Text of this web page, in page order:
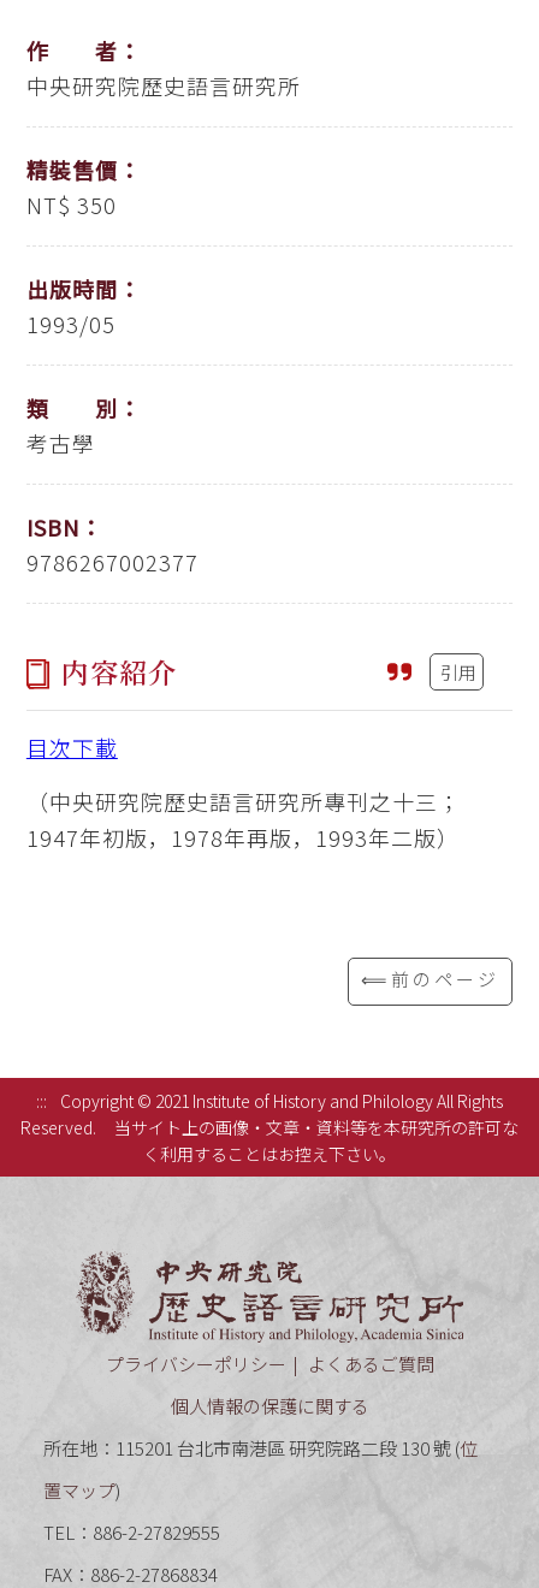
作 者：
中央研究院歷史語言研究所
精裝售價：
NT$ 350
出版時間：
1993/05
類 別：
考古學
ISBN：
9786267002377
内容紹介 引用
目次下載
（中央研究院歷史語言研究所專刊之十三；
1947年初版，1978年再版，1993年二版）
⟸前のページ
:::
Copyright © 2021 Institute of History and Philology All Rights
Reserved.
当サイト上の画像・文章・資料等を本研究所の許可な
く利用することはお控え下さい。
プライバシーポリシー
よくあるご質問
個人情報の保護に関する
所在地：115201 台北市南港區 研究院路二段 130 號 (位
置マップ)
TEL：886-2-27829555
FAX：886-2-27868834